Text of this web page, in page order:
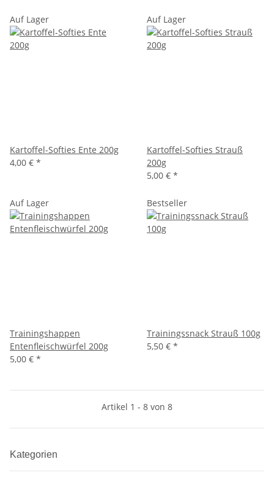
Auf Lager
Kartoffel-Softies Ente 200g
4,00 € *
Auf Lager
Kartoffel-Softies Strauß
200g
5,00 € *
Auf Lager
Trainingshappen
Entenfleischwürfel 200g
5,00 € *
Bestseller
Trainingssnack Strauß 100g
5,50 € *
Artikel 1 - 8 von 8
Kategorien